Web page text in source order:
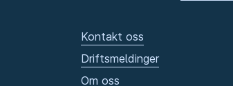
Kontakt oss
Driftsmeldinger
Om oss